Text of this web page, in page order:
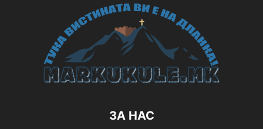
ЗА НАС